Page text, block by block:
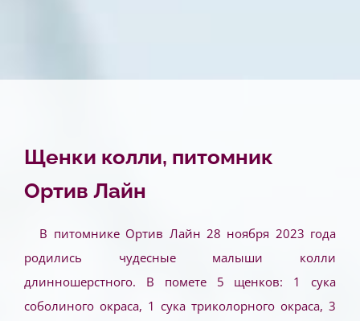
Щенки колли, питомник
Ортив Лайн
В питомнике Ортив Лайн 28 ноября 2023 года
родились чудесные малыши колли
длинношерстного. В помете 5 щенков: 1 сука
соболиного окраса, 1 сука триколорного окраса, 3